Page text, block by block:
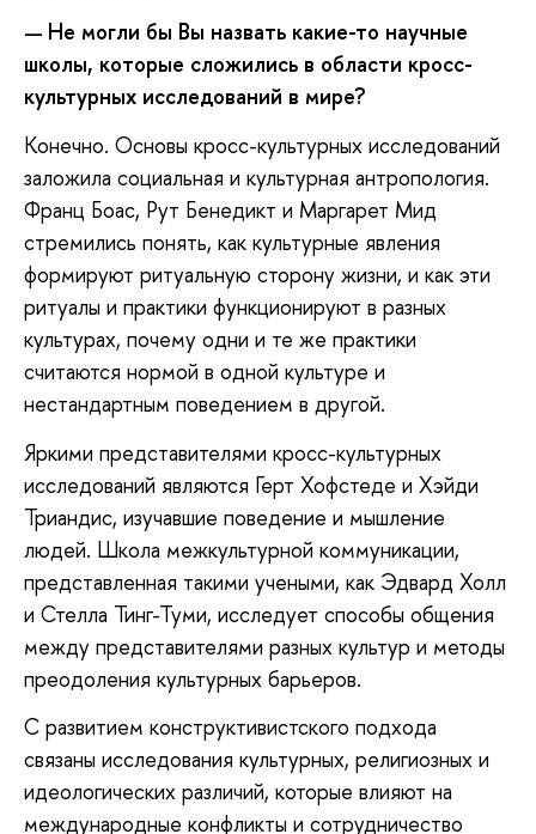
— Не могли бы Вы назвать какие-то научные
школы, которые сложились в области кросс-
культурных исследований в мире?
Конечно. Основы кросс-культурных исследований
заложила социальная и культурная антропология.
Франц Боас, Рут Бенедикт и Маргарет Мид
стремились понять, как культурные явления
формируют ритуальную сторону жизни, и как эти
ритуалы и практики функционируют в разных
культурах, почему одни и те же практики
считаются нормой в одной культуре и
нестандартным поведением в другой.
Яркими представителями кросс-культурных
исследований являются Герт Хофстеде и Хэйди
Триандис, изучавшие поведение и мышление
людей. Школа межкультурной коммуникации,
представленная такими учеными, как Эдвард Холл
и Стелла Тинг-Туми, исследует способы общения
между представителями разных культур и методы
преодоления культурных барьеров.
С развитием конструктивистского подхода
связаны исследования культурных, религиозных и
идеологических различий, которые влияют на
международные конфликты и сотрудничество